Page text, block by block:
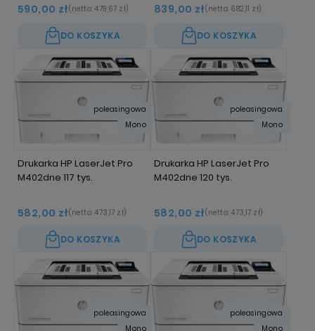
590,00 zł(netto: 479,67 zł)
DO KOSZYKA
839,00 zł(netto: 682,11 zł)
DO KOSZYKA
Drukarka HP LaserJet Pro
M402dne 117 tys.
582,00 zł(netto: 473,17 zł)
DO KOSZYKA
poleasingowa
Mono
Drukarka HP LaserJet Pro
M402dne 120 tys.
582,00 zł(netto: 473,17 zł)
DO KOSZYKA
poleasingowa
Mono
poleasingowa
Mono
poleasingowa
Mono